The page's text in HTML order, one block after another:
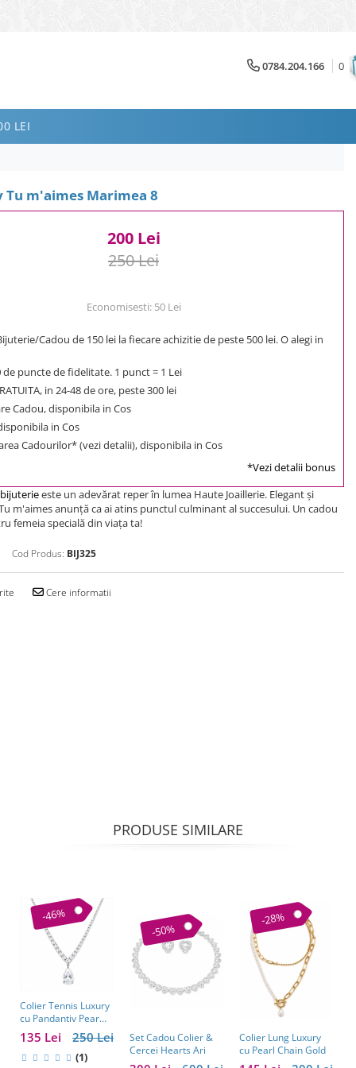
0784.204.166 0
LEI
Tu m'aimes Marimea 8
200 Lei
250 Lei
Economisesti: 50 Lei
Cadou de 150 lei la fiecare achizitie de peste 500 lei. O alegi in
de puncte de fidelitate. 1 punct = 1 Lei
in 24-48 de ore, peste 300 lei
Cadou, disponibila in Cos
in Cos
Cadourilor* (vezi detalii), disponibila in Cos
*Vezi detalii bonus
bijuterieeste un adevărat reper în lumea Haute Joaillerie. Elegant şi
m'aimes anunţă ca ai atins punctul culminant al succesului. Un cadou
femeia specială din viaţa ta!
Cod Produs: BIJ325
Cere informatii
PRODUSE SIMILARE
-46%
Colier Tennis Luxury
cu Pandantiv Pear
Cut – Eleganță
Atemporală 250 Lei
135 Lei
(1)
-50%
Set Cadou Colier &
Cercei Hearts Ari
-28%
Colier Lung Luxury
cu Pearl Chain Gold